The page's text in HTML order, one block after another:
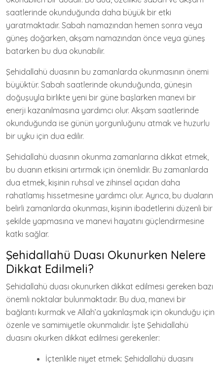
saatlerinde okunduğunda daha büyük bir etki
yaratmaktadır. Sabah namazından hemen sonra veya
güneş doğarken, akşam namazından önce veya güneş
batarken bu dua okunabilir.
Şehidallahü duasının bu zamanlarda okunmasının önemi
büyüktür. Sabah saatlerinde okunduğunda, güneşin
doğuşuyla birlikte yeni bir güne başlarken manevi bir
enerji kazanılmasına yardımcı olur. Akşam saatlerinde
okunduğunda ise günün yorgunluğunu atmak ve huzurlu
bir uyku için dua edilir.
Şehidallahü duasının okunma zamanlarına dikkat etmek,
bu duanın etkisini artırmak için önemlidir. Bu zamanlarda
dua etmek, kişinin ruhsal ve zihinsel açıdan daha
rahatlamış hissetmesine yardımcı olur. Ayrıca, bu duaların
belirli zamanlarda okunması, kişinin ibadetlerini düzenli bir
şekilde yapmasına ve manevi hayatını güçlendirmesine
katkı sağlar.
Şehidallahü Duası Okunurken Nelere
Dikkat Edilmeli?
Şehidallahü duası okunurken dikkat edilmesi gereken bazı
önemli noktalar bulunmaktadır. Bu dua, manevi bir
bağlantı kurmak ve Allah’a yakınlaşmak için okunduğu için
özenle ve samimiyetle okunmalıdır. İşte Şehidallahü
duasını okurken dikkat edilmesi gerekenler:
İçtenlikle niyet etmek: Şehidallahü duasını